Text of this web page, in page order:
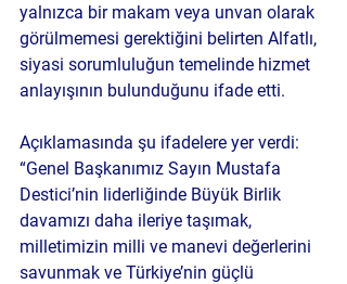
yalnızca bir makam veya unvan olarak
görülmemesi gerektiğini belirten Alfatlı,
siyasi sorumluluğun temelinde hizmet
anlayışının bulunduğunu ifade etti.
Açıklamasında şu ifadelere yer verdi:
“Genel Başkanımız Sayın Mustafa
Destici’nin liderliğinde Büyük Birlik
davamızı daha ileriye taşımak,
milletimizin milli ve manevi değerlerini
savunmak ve Türkiye’nin güçlü